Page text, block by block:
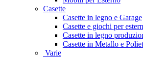
Casette
Casette in legno e Garage
Casette e giochi per
Casette in legno
Casette in Metallo e
Varie